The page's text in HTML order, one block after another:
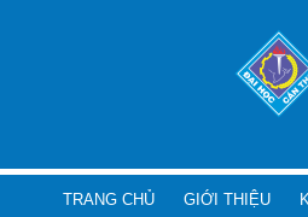
TRANG CHỦ GIỚI THIỆU